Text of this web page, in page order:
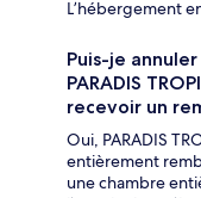
L’hébergement
Puis-je
PARADIS
recevoir un
Oui, PARADIS
entièrement
une chambre